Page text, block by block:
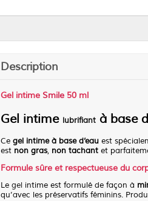
Description
Gel intime Smile 50 ml
Gel intime lubrifiant à base
Ce gel intime à base d’eau est
est non gras, non tachant et
Formule sûre et respectueuse du
Le gel intime est formulé de façon à
qu’avec les préservatifs féminins.